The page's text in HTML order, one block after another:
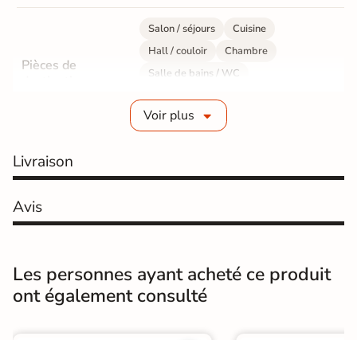
Pièces de
Salon / séjours
Cuisine
Hall / couloir
Chambre
Salle de bains / WC
Sol intérieur
Fabrication
Résistance à
Masse colorée Non
Voir plus
Livraison
Avis
Les personnes ayant acheté ce produit
ont également consulté